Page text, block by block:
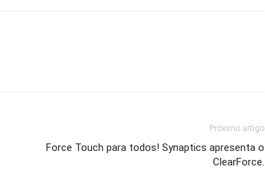
Próximo artigo
Force Touch para todos! Synaptics apresenta o
ClearForce.